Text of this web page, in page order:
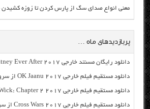
معنی انواع صدای سگ از پارس کردن تا زوزه کشیدن
پربازدیدهای ماه …
دانلود رایگان مسنتد خارجی Britney Ever After 2017 با لینک مستقیم
دانلود مستقیم فیلم خارجی OK Jaanu 2017 از سرور سایت
دانلود مستقیم فیلم خارجی John Wick: Chapter 2 2017 از سرور سایت
دانلود مستقیم فیلم خارجی Cross Wars 2017 از سرور سایت